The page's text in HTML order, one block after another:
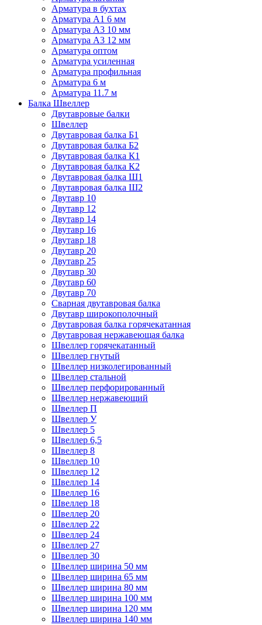
Арматура в бухтах
Арматура А1 6 мм
Арматура А3 10 мм
Арматура А3 12 мм
Арматура оптом
Арматура усиленная
Арматура профильная
Арматура 6 м
Арматура 11.7 м
Балка Швеллер
Двутавровые балки
Швеллер
Двутавровая балка Б1
Двутавровая балка Б2
Двутавровая балка К1
Двутавровая балка К2
Двутавровая балка Ш1
Двутавровая балка Ш2
Двутавр 10
Двутавр 12
Двутавр 14
Двутавр 16
Двутавр 18
Двутавр 20
Двутавр 25
Двутавр 30
Двутавр 60
Двутавр 70
Сварная двутавровая балка
Двутавр широкополочный
Двутавровая балка горячекатанная
Двутавровая нержавеющая балка
Швеллер горячекатанный
Швеллер гнутый
Швеллер низколегированный
Швеллер стальной
Швеллер перфорированный
Швеллер нержавеющий
Швеллер П
Швеллер У
Швеллер 5
Швеллер 6,5
Швеллер 8
Швеллер 10
Швеллер 12
Швеллер 14
Швеллер 16
Швеллер 18
Швеллер 20
Швеллер 22
Швеллер 24
Швеллер 27
Швеллер 30
Швеллер ширина 50 мм
Швеллер ширина 65 мм
Швеллер ширина 80 мм
Швеллер ширина 100 мм
Швеллер ширина 120 мм
Швеллер ширина 140 мм